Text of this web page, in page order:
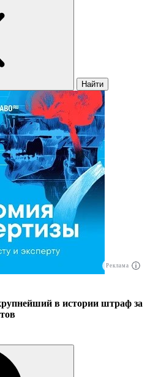
Найти
Реклама
в истории штраф за